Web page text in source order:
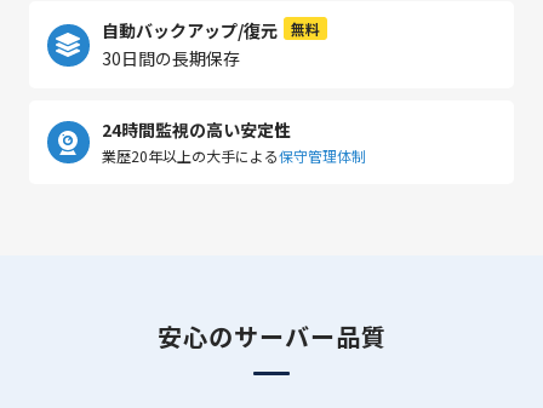
自動バックアップ/復元 無料
30日間の長期保存
24時間監視の高い安定性
業歴20年以上の大手による保守管理体制
安心のサーバー品質